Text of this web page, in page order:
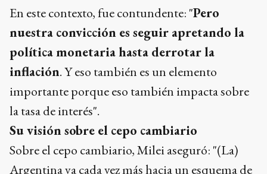
En este contexto, fue contundente: "Pero
nuestra convicción es seguir apretando la
política monetaria hasta derrotar la
inflación. Y eso también es un elemento
importante porque eso también impacta sobre
la tasa de interés".
Su visión sobre el cepo cambiario
Sobre el cepo cambiario, Milei aseguró: "(La)
Argentina va cada vez más hacia un esquema de